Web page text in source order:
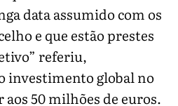
data assumido com os
e que estão prestes
referiu,
investimento global no
aos 50 milhões de euros.